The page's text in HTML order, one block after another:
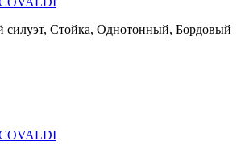
силуэт, Стойка, Однотонный, Бордовый